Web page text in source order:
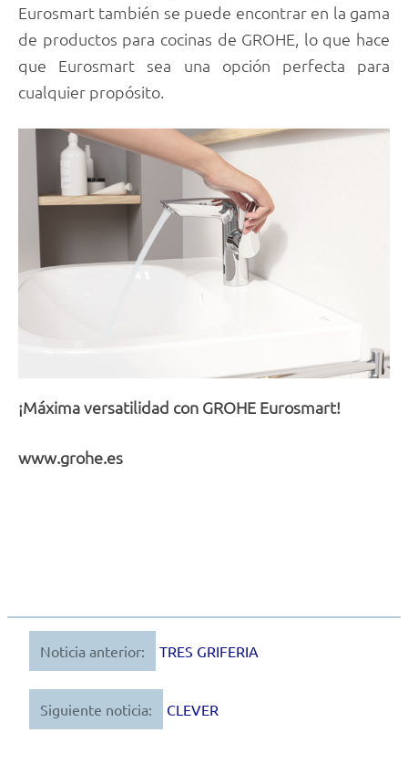
Eurosmart también se puede encontrar en la gama
de productos para cocinas de GROHE, lo que hace
que Eurosmart sea una opción perfecta para
cualquier propósito.
¡Máxima versatilidad con GROHE Eurosmart!
www.grohe.es
Navegación
de
entradas
Noticia anterior: TRES GRIFERIA
Siguiente noticia: CLEVER